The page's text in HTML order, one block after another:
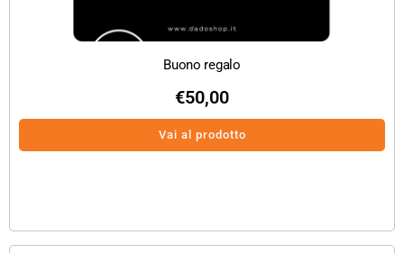
Buono regalo
€50,00
Vai al prodotto